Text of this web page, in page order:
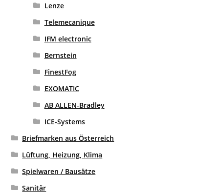
Lenze
Telemecanique
IFM electronic
Bernstein
FinestFog
EXOMATIC
AB ALLEN-Bradley
ICE-Systems
Briefmarken aus Österreich
Lüftung, Heizung, Klima
Spielwaren / Bausätze
Sanitär